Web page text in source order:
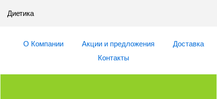
Диетика
О Компании Акции и предложения
Доставка
Контакты